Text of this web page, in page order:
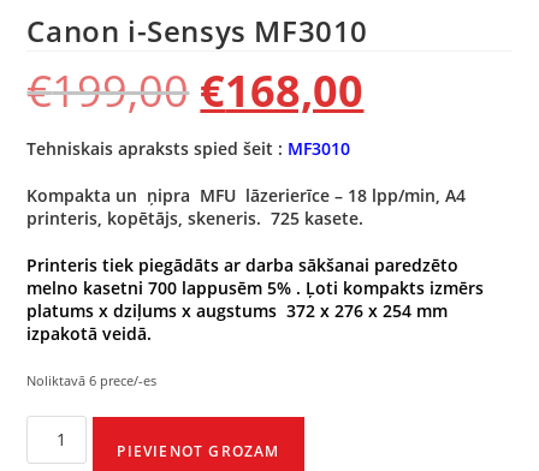
Canon i-Sensys MF3010
€199,00€168,00
Tehniskais apraksts spied šeit : MF3010
Kompakta un ņipra MFU lāzerierīce – 18 lpp/min, A4
printeris, kopētājs, skeneris. 725 kasete.
Printeris tiek piegādāts ar darba sākšanai paredzēto
melno kasetni700 lappusēm 5% . Ļoti kompakts izmērs
platums x dziļums x augstums 372 x 276 x 254 mm
izpakotā veidā.
Noliktavā 6 prece/-es
PIEVIENOT GROZAM